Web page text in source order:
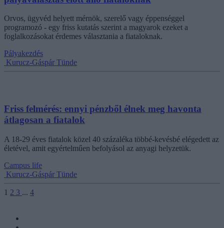
Orvos, ügyvéd helyett mérnök, szerelő vagy éppenséggel
programozó - egy friss kutatás szerint a magyarok ezeket a
foglalkozásokat érdemes választania a fiataloknak.
Pályakezdés
Kurucz-Gáspár Tünde
Friss felmérés: ennyi pénzből élnek meg havonta
átlagosan a fiatalok
A 18-29 éves fiatalok közel 40 százaléka többé-kevésbé elégedett az
életével, amit egyértelműen befolyásol az anyagi helyzetük.
Campus life
Kurucz-Gáspár Tünde
1 2 3 ... 4